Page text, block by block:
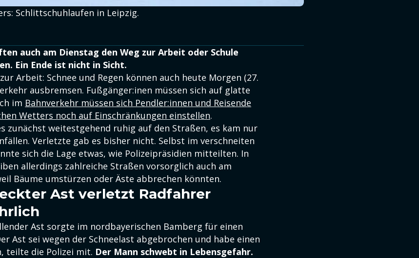
Schlittschuhlaufen in Leipzig.
auch am Dienstag den Weg zur Arbeit oder Schule
Ein Ende ist nicht in Sicht.
Arbeit: Schnee und Regen können auch heute Morgen (27.
ausbremsen. Fußgänger:inen müssen sich auf glatte
im Bahnverkehr müssen sich Pendler:innen und Reisende
Wetters noch auf Einschränkungen einstellen.
zunächst weitestgehend ruhig auf den Straßen, es kam nur
Verletzte gab es bisher nicht. Selbst im verschneiten
sich die Lage etwas, wie Polizeipräsidien mitteilten. In
allerdings zahlreiche Straßen vorsorglich auch am
Bäume umstürzen oder Äste abbrechen könnten.
Ast verletzt Radfahrer
Ast sorgte im nordbayerischen Bamberg für einen
Ast sei wegen der Schneelast abgebrochen und habe einen
teilte die Polizei mit. Der Mann schwebt in Lebensgefahr.